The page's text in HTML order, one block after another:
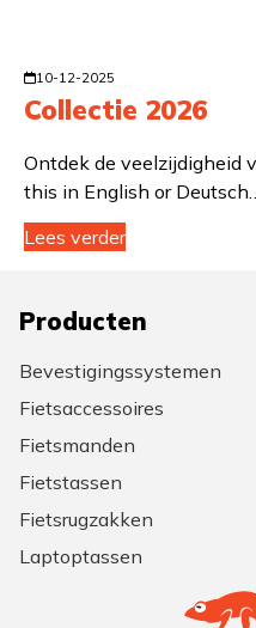
10-12-2025
Collectie 2026
Ontdek de veelzijdigheid
this in English or
Lees verder
Producten
Bevestigingssystemen
Fietsaccessoires
Fietsmanden
Fietstassen
Fietsrugzakken
Laptoptassen